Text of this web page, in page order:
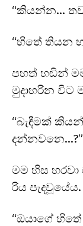
“කියන්න…
“හිතේ තියන
පහත් හඬින්
මුදාහරින විට
“බැඳීමක්
දන්නවනෙ…?”
මම හිස
රිය පැදවූයේය.
“ඔයාගේ